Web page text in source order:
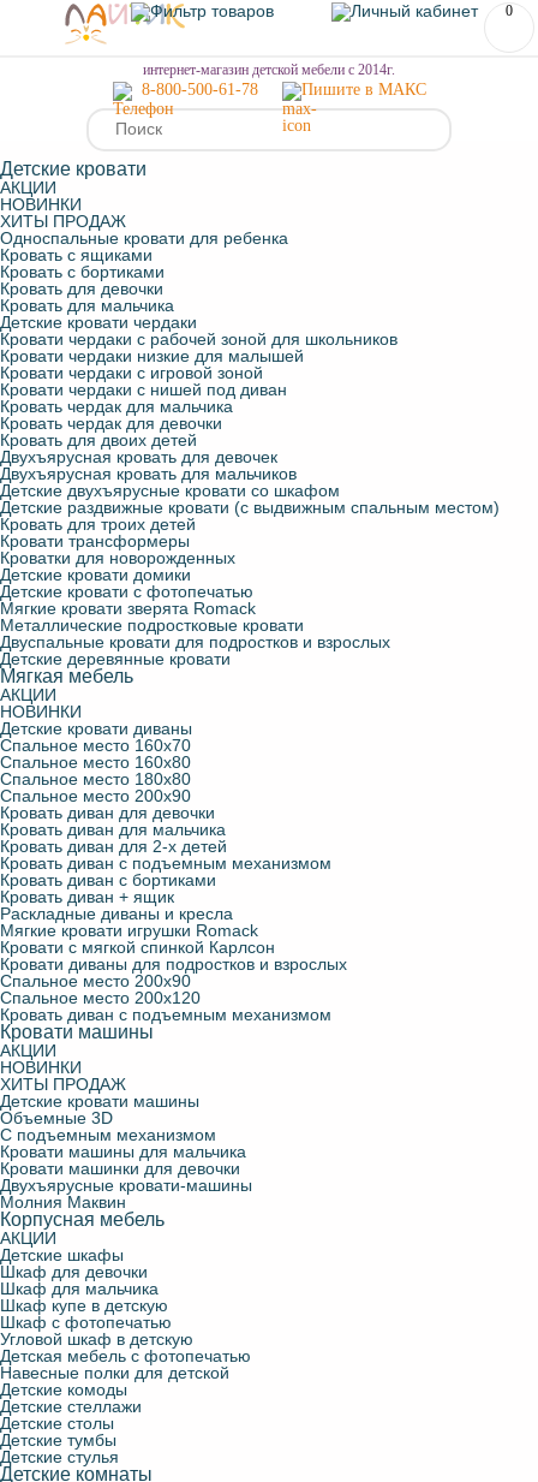
МЕНЮ
0
интернет-магазин детской мебели с 2014г.
8-800-500-61-78 Пишите в МАКС
Детские кровати
АКЦИИ
НОВИНКИ
ХИТЫ ПРОДАЖ
Односпальные кровати для ребенка
Кровать с ящиками
Кровать с бортиками
Кровать для девочки
Кровать для мальчика
Детские кровати чердаки
Кровати чердаки с рабочей зоной для школьников
Кровати чердаки низкие для малышей
Кровати чердаки с игровой зоной
Кровати чердаки с нишей под диван
Кровать чердак для мальчика
Кровать чердак для девочки
Кровать для двоих детей
Двухъярусная кровать для девочек
Двухъярусная кровать для мальчиков
Детские двухъярусные кровати со шкафом
Детские раздвижные кровати (с выдвижным спальным местом)
Кровать для троих детей
Кровати трансформеры
Кроватки для новорожденных
Детские кровати домики
Детские кровати с фотопечатью
Мягкие кровати зверята Romack
Металлические подростковые кровати
Двуспальные кровати для подростков и взрослых
Детские деревянные кровати
Мягкая мебель
АКЦИИ
НОВИНКИ
Детские кровати диваны
Спальное место 160х70
Спальное место 160х80
Спальное место 180х80
Спальное место 200х90
Кровать диван для девочки
Кровать диван для мальчика
Кровать диван для 2-х детей
Кровать диван с подъемным механизмом
Кровать диван с бортиками
Кровать диван + ящик
Раскладные диваны и кресла
Мягкие кровати игрушки Romack
Кровати с мягкой спинкой Карлсон
Кровати диваны для подростков и взрослых
Спальное место 200х90
Спальное место 200х120
Кровать диван с подъемным механизмом
Кровати машины
АКЦИИ
НОВИНКИ
ХИТЫ ПРОДАЖ
Детские кровати машины
Объемные 3D
С подъемным механизмом
Кровати машины для мальчика
Кровати машинки для девочки
Двухъярусные кровати-машины
Молния Маквин
Корпусная мебель
АКЦИИ
Детские шкафы
Шкаф для девочки
Шкаф для мальчика
Шкаф купе в детскую
Шкаф с фотопечатью
Угловой шкаф в детскую
Детская мебель с фотопечатью
Навесные полки для детской
Детские комоды
Детские стеллажи
Детские столы
Детские тумбы
Детские стулья
Детские комнаты